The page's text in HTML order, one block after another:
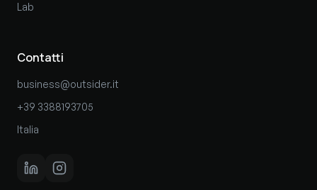
Lab
Contatti
business@outsider.it
+39 3388193705
Italia